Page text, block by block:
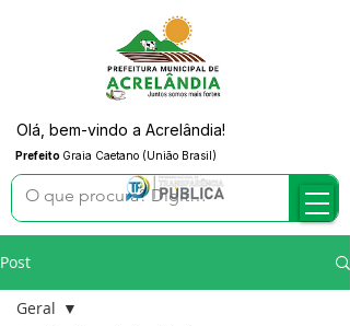
Prefeito Graia Caetano (União Brasil)
Olá, bem-vindo a Acrelândia!
Post
Geral